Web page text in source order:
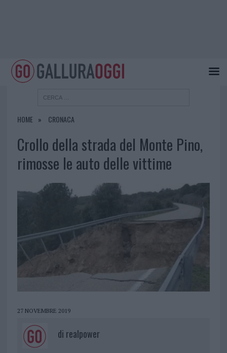
HOME CRONACA
Crollo della strada del Monte Pino,
rimosse le auto delle vittime
27 NOVEMBRE 2019
di realpower